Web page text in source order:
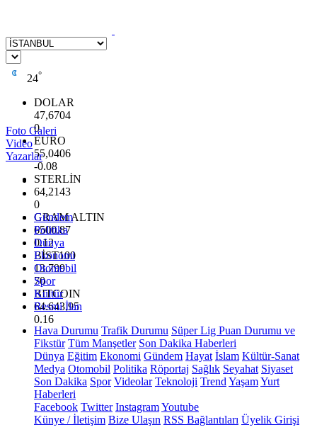
24°
DOLAR
47,6704
0
EURO
55,0406
-0.08
STERLİN
64,2143
0
GRAM ALTIN
6500.87
0.12
BİST100
13.799
70
BITCOIN
64.643,95
0.16
Foto Galeri
Video
Yazarlar
Gündem
Politika
Dünya
Ekonomi
Otomobil
Spor
Kültür
Resmi İlan
Hava Durumu Trafik Durumu Süper Lig Puan Durumu ve
Fikstür Tüm Manşetler Son Dakika Haberleri
Dünya Eğitim Ekonomi Gündem Hayat İslam Kültür-Sanat
Medya Otomobil Politika Röportaj Sağlık Seyahat Siyaset
Son Dakika Spor Videolar Teknoloji Trend YaşamYurt
Haberleri
Facebook Twitter InstagramYoutube
Künye / İletişim Bize Ulaşın RSS Bağlantıları Üyelik Girişi